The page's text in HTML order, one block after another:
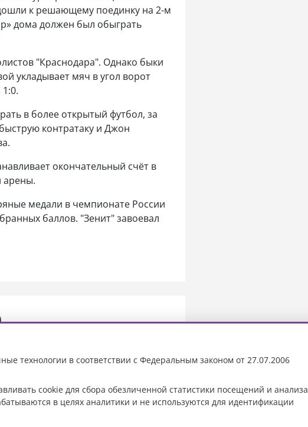
к решающему поединку на 2-м
дома должен был обыграть
"Краснодара". Однако быки
укладывает мяч в угол ворот
в более открытый футбол, за
контратаку и Джон
окончательный счёт в
арены.
медали в чемпионате России
баллов. "Зенит" завоевал
на Кубани с
Фото: Кубанское
технологии в соответствии с Федеральным законом от 27.07.2006
cookie для сбора обезличенной статистики посещений и анализа
в целях аналитики и не используются для идентификации